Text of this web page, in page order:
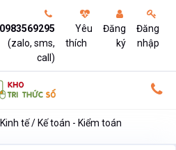
0983569295
(zalo, sms,
call)
Yêu
thích
Đăng
ký
Đăng
nhập
Kinh tế Kế toán - Kiểm toán